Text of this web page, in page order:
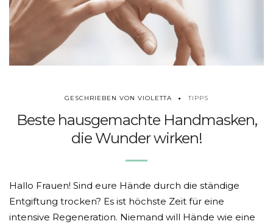
GESCHRIEBEN VON VIOLETTA TIPPS
Beste hausgemachte Handmasken,
die Wunder wirken!
Hallo Frauen! Sind eure Hände durch die ständige
Entgiftung trocken? Es ist höchste Zeit für eine
intensive Regeneration. Niemand will Hände wie eine